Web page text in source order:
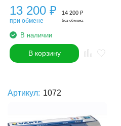
13 200 ₽
при обмене
14 200 ₽
без обмена
В наличии
В корзину
Артикул: 1072